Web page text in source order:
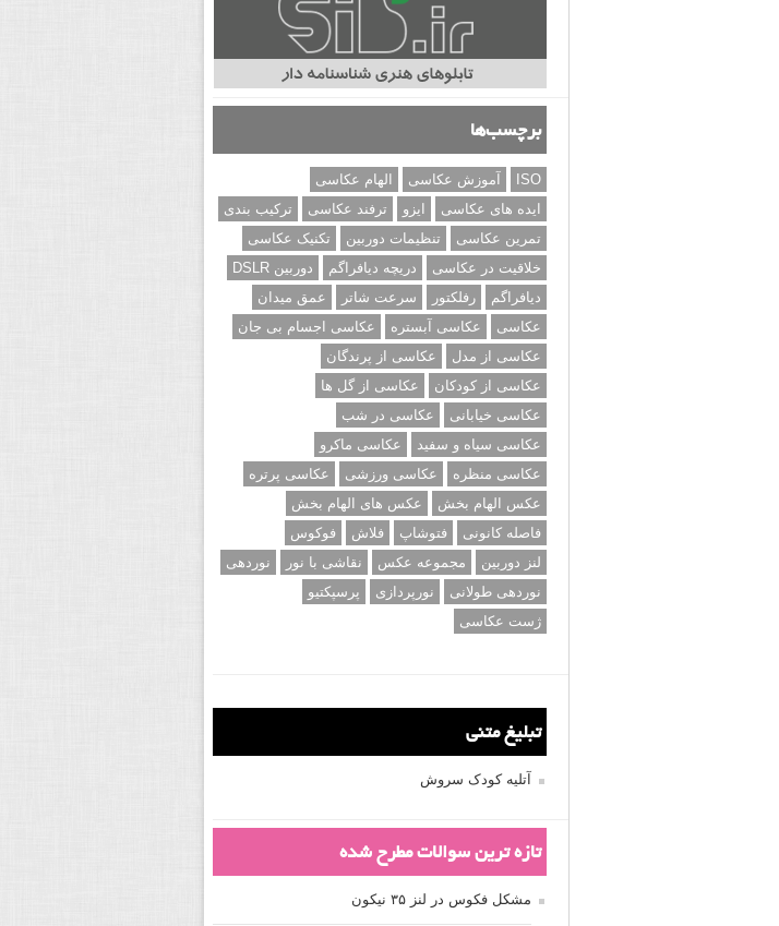
برچسب‌ها
ISO آموزش عکاسی
الهام عکاسی
ایده های عکاسی
ایزو ترفند عکاسی
ترکیب بندی
تمرین عکاسی
تنظیمات دوربین
تکنیک عکاسی
خلاقیت در عکاسی
دریچه دیافراگم
دوربین DSLR
دیافراگم
رفلکتور سرعت شاتر
عمق میدان
عکاسی
عکاسی آبستره
عکاسی اجسام بی جان
عکاسی از مدل
عکاسی از پرندگان
عکاسی از کودکان
عکاسی از گل ها
عکاسی خیابانی
عکاسی در شب
عکاسی سیاه و سفید
عکاسی ماکرو
عکاسی منظره
عکاسی ورزشی
عکاسی پرتره
عکس الهام بخش
عکس های الهام بخش
فاصله کانونی
فتوشاپ فلاش
فوکوس
لنز دوربین
مجموعه عکس نقاشی با نور
نوردهی
نوردهی طولانی
نورپردازی
پرسپکتیو
ژست عکاسی
تبلیغ متنی
آتلیه کودک سروش
تازه ترین سوالات مطرح شده
مشکل فکوس در لنز ۳۵ نیکون